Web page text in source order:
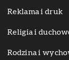
Reklama i druk
Religia i
Rodzina i